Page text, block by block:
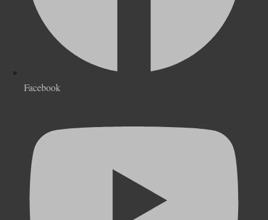
Facebook